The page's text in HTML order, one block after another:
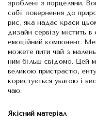
зроблені з порцеляни.
сабі: повернення до
рис, яка надає краси
дизайн сервізу містить
емоційний компонент.
можете пити чай з
ним більш свідомо. Цей
великою пристрастю,
користується увагою і
чаю.
Якісний матеріал